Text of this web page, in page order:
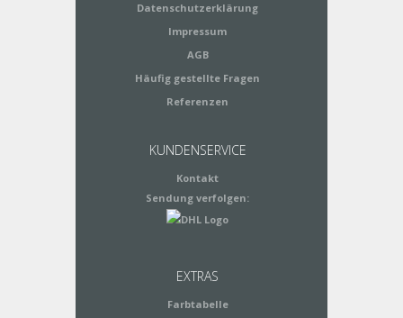
Datenschutzerklärung
Impressum
AGB
Häufig gestellte Fragen
Referenzen
KUNDENSERVICE
Kontakt
Sendung verfolgen:
EXTRAS
Farbtabelle